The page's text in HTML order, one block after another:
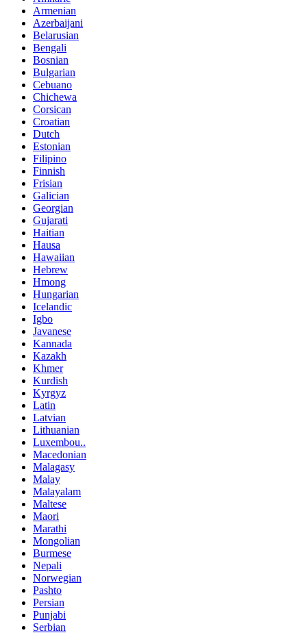
Armenian
Azerbaijani
Belarusian
Bengali
Bosnian
Bulgarian
Cebuano
Chichewa
Corsican
Croatian
Dutch
Estonian
Filipino
Finnish
Frisian
Galician
Georgian
Gujarati
Haitian
Hausa
Hawaiian
Hebrew
Hmong
Hungarian
Icelandic
Igbo
Javanese
Kannada
Kazakh
Khmer
Kurdish
Kyrgyz
Latin
Latvian
Lithuanian
Luxembou..
Macedonian
Malagasy
Malay
Malayalam
Maltese
Maori
Marathi
Mongolian
Burmese
Nepali
Norwegian
Pashto
Persian
Punjabi
Serbian